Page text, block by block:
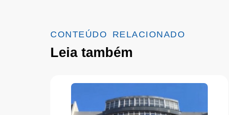
CONTEÚDO RELACIONADO
Leia também